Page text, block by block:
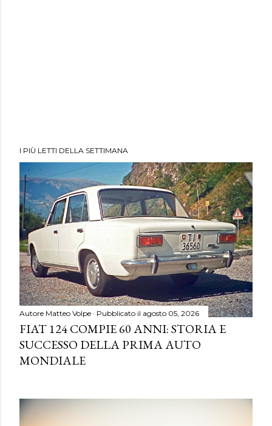
I PIÙ LETTI DELLA SETTIMANA
Autore Matteo Volpe Pubblicato il agosto 05, 2026
FIAT 124 COMPIE 60 ANNI: STORIA E
SUCCESSO DELLA PRIMA AUTO
MONDIALE